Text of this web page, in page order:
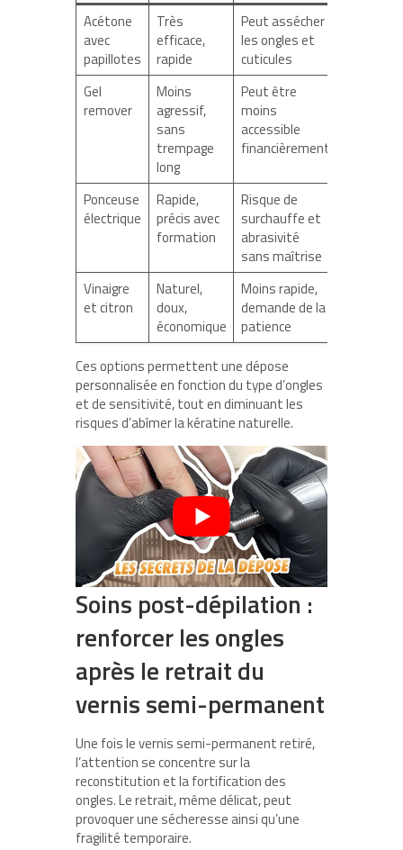
Acétone
avec
papillotes
Très
efficace,
rapide
Peut assécher
les ongles et
cuticules
Gel
remover
Moins
agressif,
sans
trempage
long
Peut être
moins
accessible
financièrement
Ponceuse
électrique
Rapide,
précis avec
formation
Risque de
surchauffe et
abrasivité
sans maîtrise
Vinaigre
et citron
Naturel,
doux,
économique
Moins rapide,
demande de la
patience
Ces options permettent une dépose
personnalisée en fonction du type d’ongles
et de sensitivité, tout en diminuant les
risques d’abîmer la kératine naturelle.
Soins post-dépilation :
renforcer les ongles
après le retrait du
vernis semi-permanent
Une fois le vernis semi-permanent retiré,
l’attention se concentre sur la
reconstitution et la fortification des
ongles. Le retrait, même délicat, peut
provoquer une sécheresse ainsi qu’une
fragilité temporaire.